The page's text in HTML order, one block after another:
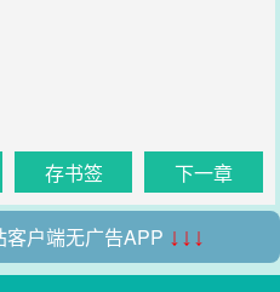
存书签 下一章
户端无广告APP ↓↓↓